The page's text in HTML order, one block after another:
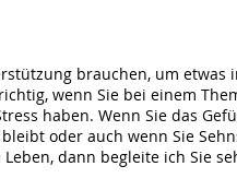
brauchen, um etwas
wenn Sie bei einem
haben. Wenn Sie das
oder auch wenn Sie
dann begleite ich Sie